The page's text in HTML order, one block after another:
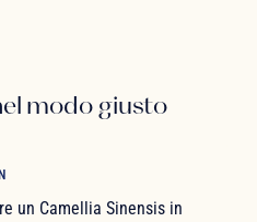
modo giusto
un Camellia Sinensis in